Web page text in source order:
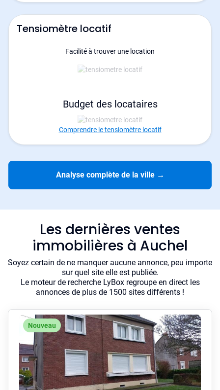
Tensiomètre locatif
Facilité à trouver une location
Budget des locataires
Comprendre le tensiomètre locatif
Analyse complète de la ville →
Les dernières ventes
immobilières à Auchel
Soyez certain de ne manquer aucune annonce, peu importe
sur quel site elle est publiée.
Le moteur de recherche LyBox regroupe en direct les
annonces de plus de 1500 sites différents !
Nouveau